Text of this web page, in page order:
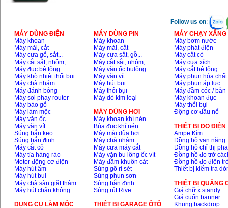
Follow us on:
MÁY DÙNG ĐIỆN
Máy khoan
Máy mài, cắt
Máy cưa gỗ, sắt,..
Máy cắt sắt, nhôm,..
Máy đục bê tông
Máy khò nhiệt thổi bụi
Máy chà nhám
Máy đánh bóng
Máy soi phay router
Máy bào gỗ
Máy làm mộc
Máy vặn ốc
Máy vặn vít
Súng bắn keo
Súng bắn đinh
Máy cắt cỏ
Máy tỉa hàng rào
Motor động cơ điện
Máy hút ẩm
Máy hút bụi
Máy chà sàn giặt thảm
Máy hút chân không
DỤNG CỤ LÀM MỘC
MÁY DÙNG PIN
Máy khoan
Máy mài, cắt
Máy cưa sắt, gỗ,..
Máy cắt sắt, nhôm,..
Máy vặn ốc bulông
Máy vặn vít
Máy hút bụi
Máy thổi bụi
Máy dò kim loại
MÁY DÙNG HƠI
Máy khoan khí nén
Búa đục khí nén
Máy mài dũa hơi
Máy chà nhám
Máy cưa máy cắt
Máy vặn bu lông ốc vít
Máy đầm khuôn cát
Súng gõ rỉ sét
Súng phun sơn
Súng bắn đinh
Súng rút Rive
THIÊT BỊ GARAGE ÔTÔ
MÁY CHẠY
Máy bơm nước
Máy phát điện
Máy cắt cỏ
Máy cưa xích
Máy cắt bê tông
Máy phun hóa chất
Máy phun áp lực
Máy đầm cóc / bàn
Máy khoan đục
Máy thổi bụi
Động cơ đầu nổ
THIÊT BỊ ĐO ĐIỆN
Ampe Kìm
Đồng hồ vạn năng
Đồng hồ chỉ thị pha
Đồng hồ đo trở
Đồng hồ đo điện
Thiết bị kiểm tra
THIỆT BỊ QUẢNG
Giá chữ x standy
Giá cuốn banner
Khung backdrop